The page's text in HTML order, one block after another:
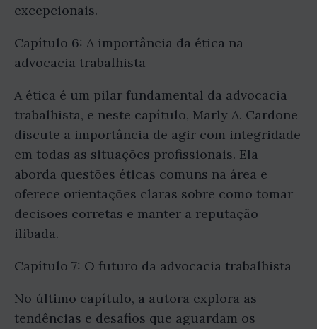
excepcionais.
Capítulo 6: A importância da ética na
advocacia trabalhista
A ética é um pilar fundamental da advocacia
trabalhista, e neste capítulo, Marly A. Cardone
discute a importância de agir com integridade
em todas as situações profissionais. Ela
aborda questões éticas comuns na área e
oferece orientações claras sobre como tomar
decisões corretas e manter a reputação
ilibada.
Capítulo 7: O futuro da advocacia trabalhista
No último capítulo, a autora explora as
tendências e desafios que aguardam os